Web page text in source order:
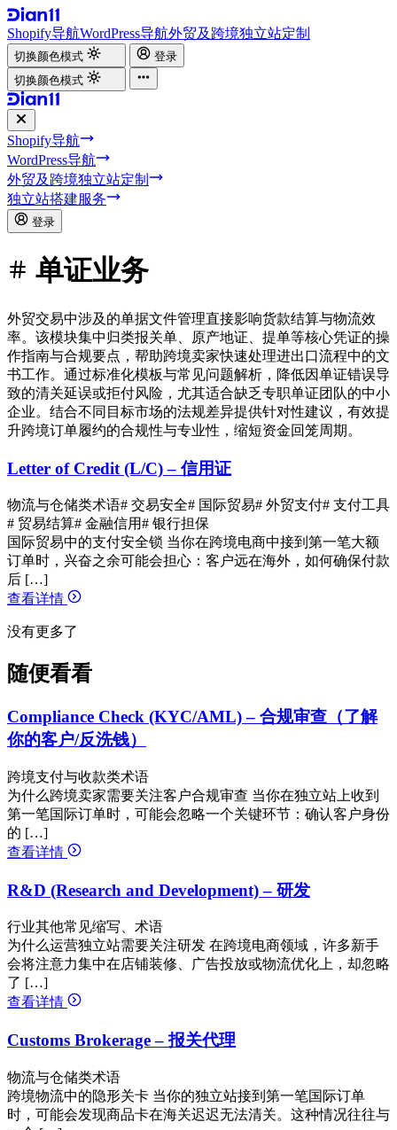
Shopify导航WordPress导航外贸及跨境独立站定制
切换颜色模式
登录
切换颜色模式
Shopify导航
WordPress导航
外贸及跨境独立站定制
独立站搭建服务
登录
单证业务
外贸交易中涉及的单据文件管理直接影响货款结算与物流效
率。该模块集中归类报关单、原产地证、提单等核心凭证的操
作指南与合规要点，帮助跨境卖家快速处理进出口流程中的文
书工作。通过标准化模板与常见问题解析，降低因单证错误导
致的清关延误或拒付风险，尤其适合缺乏专职单证团队的中小
企业。结合不同目标市场的法规差异提供针对性建议，有效提
升跨境订单履约的合规性与专业性，缩短资金回笼周期。
Letter of Credit (L/C) – 信用证
物流与仓储类术语# 交易安全# 国际贸易# 外贸支付# 支付工具
# 贸易结算# 金融信用# 银行担保
国际贸易中的支付安全锁 当你在跨境电商中接到第一笔大额
订单时，兴奋之余可能会担心：客户远在海外，如何确保付款
后 […]
查看详情
没有更多了
随便看看
Compliance Check (KYC/AML) – 合规审查（了解
你的客户/反洗钱）
跨境支付与收款类术语
为什么跨境卖家需要关注客户合规审查 当你在独立站上收到
第一笔国际订单时，可能会忽略一个关键环节：确认客户身份
的 […]
查看详情
R&D (Research and Development) – 研发
行业其他常见缩写、术语
为什么运营独立站需要关注研发 在跨境电商领域，许多新手
会将注意力集中在店铺装修、广告投放或物流优化上，却忽略
了 […]
查看详情
Customs Brokerage – 报关代理
物流与仓储类术语
跨境物流中的隐形关卡 当你的独立站接到第一笔国际订单
时，可能会发现商品卡在海关迟迟无法清关。这种情况往往与